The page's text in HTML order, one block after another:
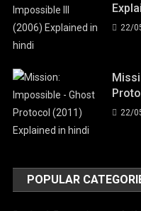
22/
22/
POPULAR